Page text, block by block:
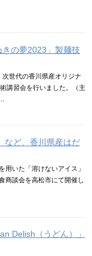
の夢2023」製麺技
世代の香川県産オリジナ
講習会を行いました。（主
など、香川県産はだ
用いた「溶けないアイス」
商談会を高松市にて開催し
Delish（うどん）」